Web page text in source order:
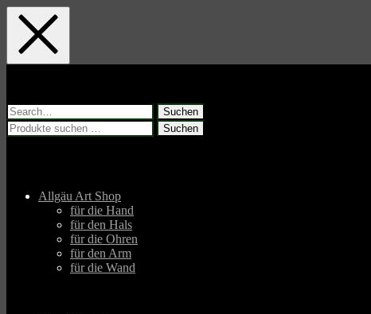
Skip
main
navigation
Skip
main
content
Skip
footer
Suchen
nach:
Suchen
Allgäu Art Shop
für die Hand
für den Hals
für die Ohren
für den Arm
für die Wand